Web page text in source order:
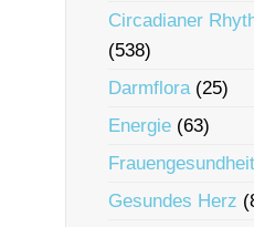
Circadianer
(538)
Darmflora(25)
Energie (63)
Frauengesundheit
Gesundes Herz